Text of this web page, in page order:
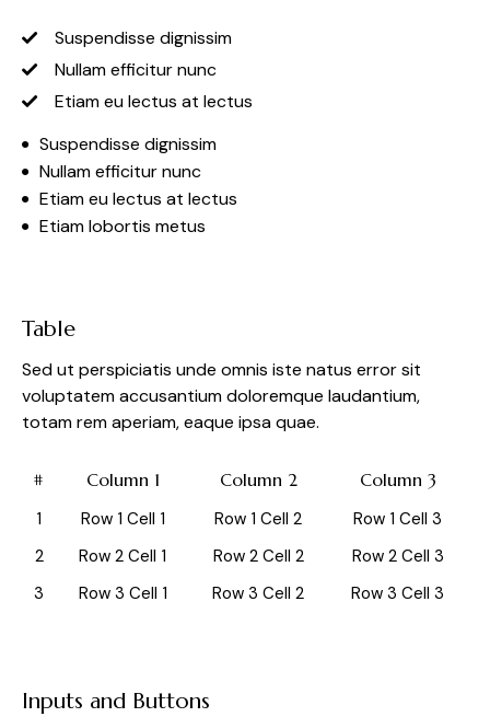
Suspendisse dignissim
Nullam efficitur nunc
Etiam eu lectus at lectus
Suspendisse dignissim
Nullam efficitur nunc
Etiam eu lectus at lectus
Etiam lobortis metus
Table
Sed ut perspiciatis unde omnis iste natus error sit
voluptatem accusantium doloremque laudantium,
totam rem aperiam, eaque ipsa quae.
# Column 1 Column 2
Column 3
1
Row 1 Cell 1 Row 1 Cell 2
Row 1 Cell 3
2
Row 2 Cell 1 Row 2 Cell 2
Row 2 Cell 3
3
Row 3 Cell 1 Row 3 Cell 2 Row 3 Cell 3
Inputs and Buttons